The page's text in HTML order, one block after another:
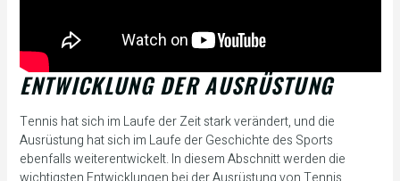
ENTWICKLUNG DER AUSRÜSTUNG
Tennis hat sich im Laufe der Zeit stark verändert, und die
Ausrüstung hat sich im Laufe der Geschichte des Sports
ebenfalls weiterentwickelt. In diesem Abschnitt werden die